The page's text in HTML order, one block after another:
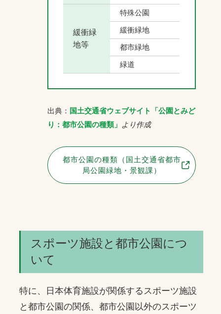
緩衝緑
地等
特殊公園
緩衝緑地
都市緑地
緑道
出典： 国土交通省ウェブサイト「公園とみど
り：都市公園の種類」 より作成
都市公園の種類（国土交通省都市
局公園緑地・景観課）
スポーツ施設と都市公園につ
いて
特に、日本体育施設が関係するスポーツ施設
と都市公園の関係、都市公園以外のスポーツ